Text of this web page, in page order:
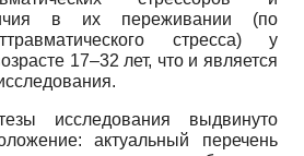
в их переживании (по
стресса) у
17–32 лет, что и является
исследования выдвинуто
актуальный перечень